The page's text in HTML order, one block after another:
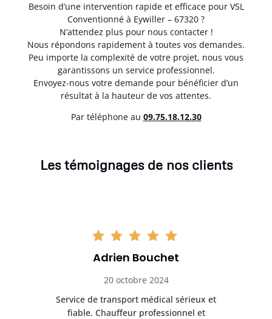
Besoin d’une intervention rapide et efficace pour VSL
Conventionné à Eywiller – 67320 ?
N’attendez plus pour nous contacter !
Nous répondons rapidement à toutes vos demandes.
Peu importe la complexité de votre projet, nous vous
garantissons un service professionnel.
Envoyez-nous votre demande pour bénéficier d’un
résultat à la hauteur de vos attentes.
Par téléphone au 09.75.18.12.30
Les témoignages de nos clients
Adrien Bouchet
20 octobre 2024
Service de transport médical sérieux et
fiable. Chauffeur professionnel et